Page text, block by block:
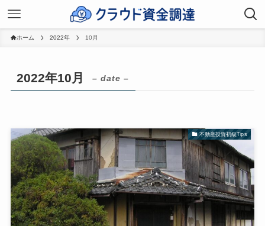
ホーム 2022年 10月
2022年10月 – date –
不動産投資初級Tips